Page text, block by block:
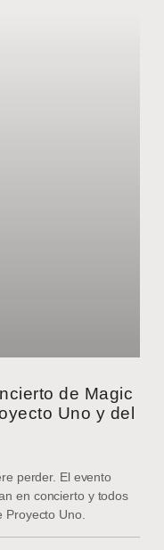
de Magic
Uno y del
perder. El evento
en concierto y todos
Uno.